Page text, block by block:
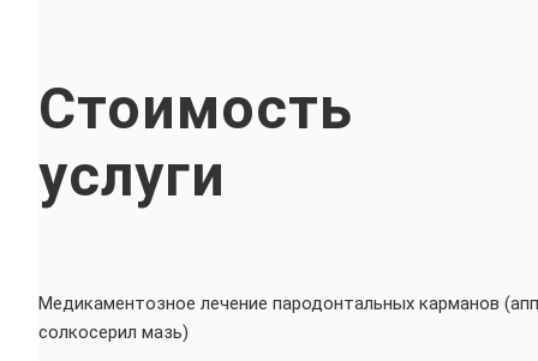
Стоимость
услуги
Медикаментозное лечение пародонтальных карманов
солкосерил мазь)